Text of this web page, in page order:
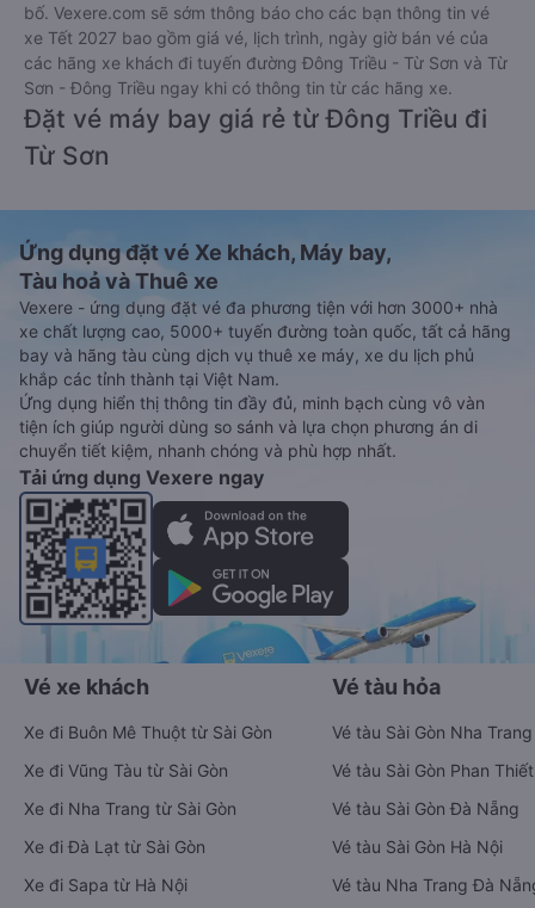
bố. Vexere.com sẽ sớm thông báo cho các bạn thông tin vé
xe Tết 2027 bao gồm giá vé, lịch trình, ngày giờ bán vé của
các hãng xe khách đi tuyến đường Đông Triều - Từ Sơn và Từ
Sơn - Đông Triều ngay khi có thông tin từ các hãng xe.
Đặt vé máy bay giá rẻ từ Đông Triều đi
Từ Sơn
Ứng dụng đặt vé Xe khách, Máy bay,
Tàu hoả và Thuê xe
Vexere - ứng dụng đặt vé đa phương tiện với hơn 3000+ nhà
xe chất lượng cao, 5000+ tuyến đường toàn quốc, tất cả hãng
bay và hãng tàu cùng dịch vụ thuê xe máy, xe du lịch phủ
khắp các tỉnh thành tại Việt Nam.
Ứng dụng hiển thị thông tin đầy đủ, minh bạch cùng vô vàn
tiện ích giúp người dùng so sánh và lựa chọn phương án di
chuyển tiết kiệm, nhanh chóng và phù hợp nhất.
Tải ứng dụng Vexere ngay
Vé xe khách
Xe đi Buôn Mê Thuột từ Sài Gòn
Xe đi Vũng Tàu từ Sài Gòn
Xe đi Nha Trang từ Sài Gòn
Xe đi Đà Lạt từ Sài Gòn
Xe đi Sapa từ Hà Nội
Vé tàu hỏa
Vé tàu Sài Gòn Nha Trang
Vé tàu Sài Gòn Phan Thiết
Vé tàu Sài Gòn Đà Nẵng
Vé tàu Sài Gòn Hà Nội
Vé tàu Nha Trang Đà